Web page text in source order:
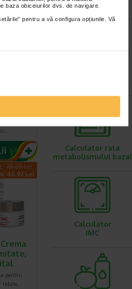
baza obiceiurilor dvs. de navigare.
pentru a vă configura opțiunile. Vă
129,30 Lei
78.20 Lei
46.92 Lei
pentru
ridate,
ovulatie
Calculator rata
metabolismului bazal
Calculator
IMC